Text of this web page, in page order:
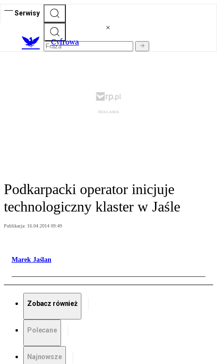
Serwisy
Cyfrowa
Podkarpacki operator inicjuje
technologiczny klaster w Jaśle
Publikacja: 16.04.2014 09:49
Marek Jaślan
Zobacz również
Polecane
Najnowsze